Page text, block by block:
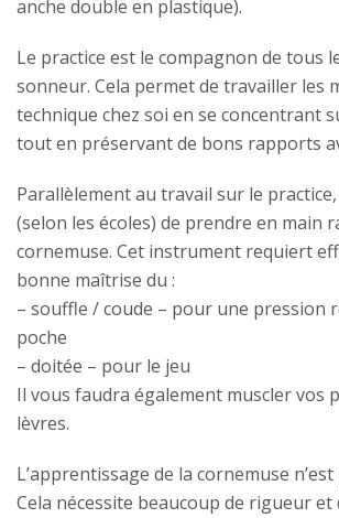
anche double en plastique).
Le practice est le compagnon de tous
sonneur. Cela permet de travailler les
technique chez soi en se concentrant
tout en préservant de bons rapports
Parallèlement au travail sur le
(selon les écoles) de prendre en main
cornemuse. Cet instrument requiert
bonne maîtrise du :
– souffle / coude – pour une pression
poche
– doitée – pour le jeu
Il vous faudra également muscler vos
lèvres.
L’apprentissage de la cornemuse n’est
Cela nécessite beaucoup de rigueur